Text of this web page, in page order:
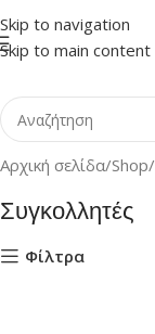
Skip to navigation
Skip to main content
Αρχική σελίδα Shop
Συγκολλητές
Φίλτρα